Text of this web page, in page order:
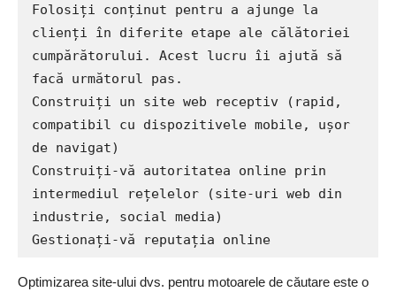
Folosiți conținut pentru a ajunge la
clienți în diferite etape ale călătoriei
cumpărătorului. Acest lucru îi ajută să
facă următorul pas.
Construiți un site web receptiv (rapid,
compatibil cu dispozitivele mobile, ușor
de navigat)
Construiți-vă autoritatea online prin
intermediul rețelelor (site-uri web din
industrie, social media)
Gestionați-vă reputația online
Optimizarea site-ului dvs. pentru motoarele de căutare este o